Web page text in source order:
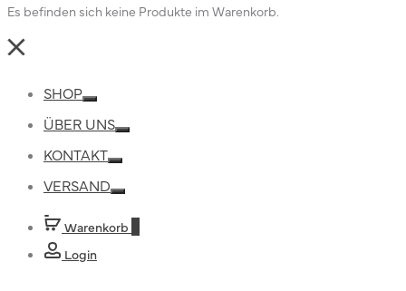
Es befinden sich keine Produkte im Warenkorb.
Close
SHOP
ÜBER UNS
KONTAKT
VERSAND
Warenkorb
Login